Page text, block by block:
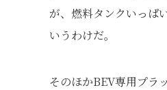
が、燃料タンクいっぱ
いうわけだ。
そのほかBEV専用プラ